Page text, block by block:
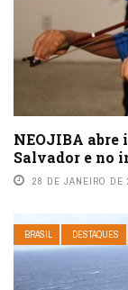
NEOJIBA abre
Salvador e no
28 DE JANEIRO DE
BRASIL DESTAQUES